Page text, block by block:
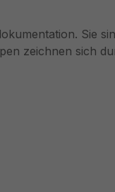
Sie
zeichnen sich